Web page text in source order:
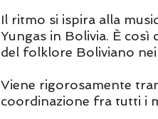
Il ritmo si ispira alla
Yungas in Bolivia. È
del folklore Boliviano
Viene rigorosamente
coordinazione fra tutti i